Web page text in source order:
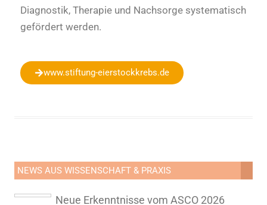
Diagnostik, Therapie und Nachsorge systematisch
gefördert werden.
www.stiftung-eierstockkrebs.de
NEWS AUS WISSENSCHAFT & PRAXIS
Neue Erkenntnisse vom ASCO 2026